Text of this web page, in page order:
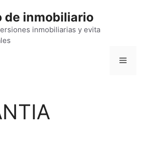
de inmobiliario
inmobiliarias y evita
Menú